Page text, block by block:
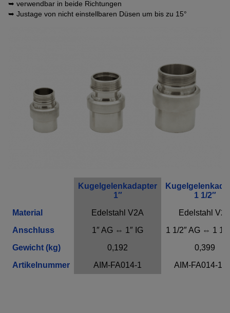
➥ verwendbar in beide Richtungen
➥ Justage von nicht einstellbaren Düsen um bis zu 15°
Kugelgelenkadapter
1″
1 1/2″
Material
Edelstahl V2A
Edelstahl
Anschluss
1″ AG ⇔ 1″ IG
1 1/2″ AG ⇔ 1 1/
Gewicht (kg)
0,192
0,399
Artikelnummer
AIM-FA014-1 AIM-FA014-1
Anbindung eines Drittanbieters zur interaktiven
Cookie Laufzeit
undefined
Name
Anbieter
Tawk
Nutzung von Typekit zur einheitlichen Darstellung von
(https://www.adobe.com/privacy/policies/adobe-
Anbieter
Zweck